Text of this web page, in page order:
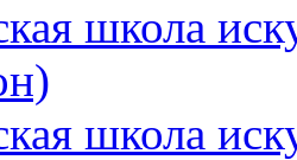
школа
школа